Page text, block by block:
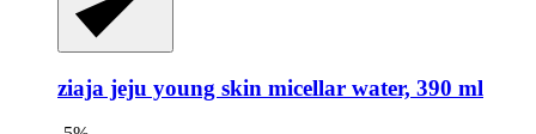
ziaja jeju young skin micellar water, 390 ml